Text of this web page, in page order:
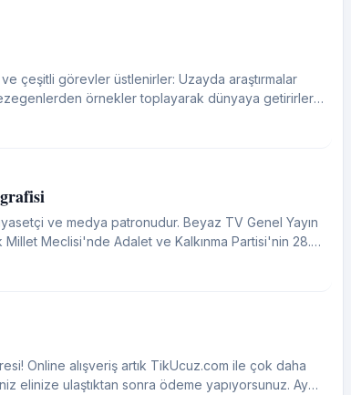
üstlenirler: Uzayda araştırmalar
örnekler toplayarak dünyaya getirirler.
ve medya patronudur. Beyaz TV Genel Yayın
Meclisi'nde Adalet ve Kalkınma Partisi'nin 28.
Online alışveriş artık TikUcuz.com ile çok daha